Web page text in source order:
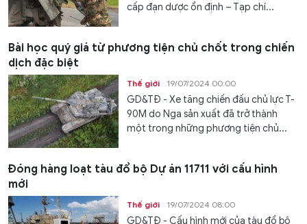
cấp đạn dược ổn định – Tạp chí...
Bài học quý giá từ phương tiện chủ chốt trong chiến
dịch đặc biệt
Thế giới 19/07/2024 00:00
GD&TĐ - Xe tăng chiến đấu chủ lực T-
90M do Nga sản xuất đã trở thành
một trong những phương tiện chủ...
Đóng hàng loạt tàu đổ bộ Dự án 11711 với cấu hình
mới
Thế giới 19/07/2024 08:00
GD&TĐ - Cấu hình mới của tàu đổ bộ